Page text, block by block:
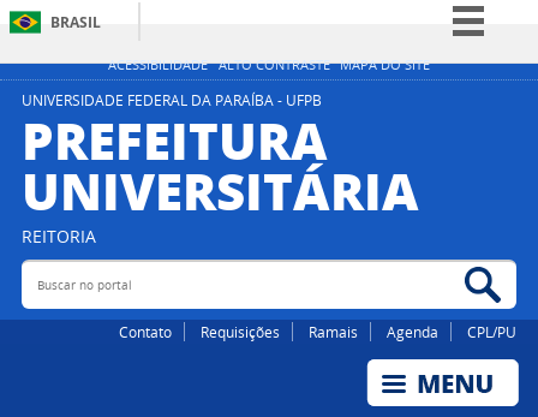
ACESSIBILIDADE ALTO CONTRASTE MAPA DO SITE
BRASIL
Simplifique!
Acesso à informação
Legislação
UNIVERSIDADE FEDERAL DA PARAÍBA - UFPB
PREFEITURA
UNIVERSITÁRIA
REITORIA
Buscar no portal
Contato Requisições Ramais Agenda CPL/PU